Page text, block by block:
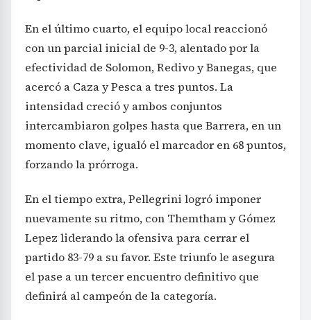
En el último cuarto, el equipo local reaccionó
con un parcial inicial de 9-3, alentado por la
efectividad de Solomon, Redivo y Banegas, que
acercó a Caza y Pesca a tres puntos. La
intensidad creció y ambos conjuntos
intercambiaron golpes hasta que Barrera, en un
momento clave, igualó el marcador en 68 puntos,
forzando la prórroga.
En el tiempo extra, Pellegrini logró imponer
nuevamente su ritmo, con Themtham y Gómez
Lepez liderando la ofensiva para cerrar el
partido 83-79 a su favor. Este triunfo le asegura
el pase a un tercer encuentro definitivo que
definirá al campeón de la categoría.